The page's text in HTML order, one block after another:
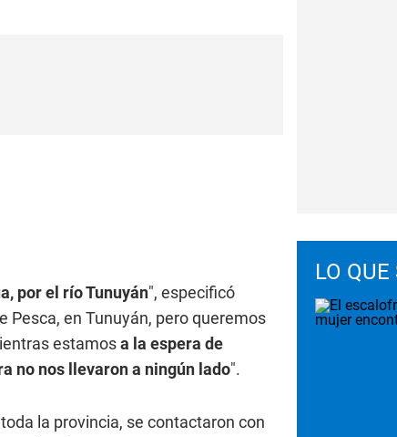
por el río Tunuyán", especificó
Pesca, en Tunuyán, pero queremos
estamosa la espera de
no nos llevaron a ningún lado".
la provincia, se contactaron con
LO